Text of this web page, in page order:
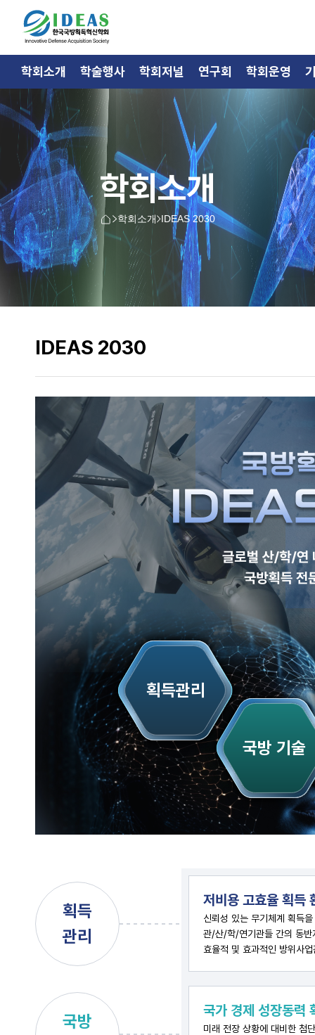
학회소개
학회소개 IDEAS 2030
IDEAS 2030
획득
관리
저비용 고효율 획득
신뢰성 있는 무기체계 획득
관/산/학/연기관들 간의 동반
효율적 및 효과적인 방위사
국방
국가 경제 성장동력
미래 전장 상황에 대비한 첨
획득관리
국방 기술
학회소개 학술행사 학회저널 연구회 학회운영